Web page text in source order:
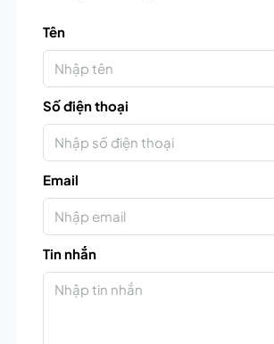
Tên
Số điện thoại
Email
Tin nhắn